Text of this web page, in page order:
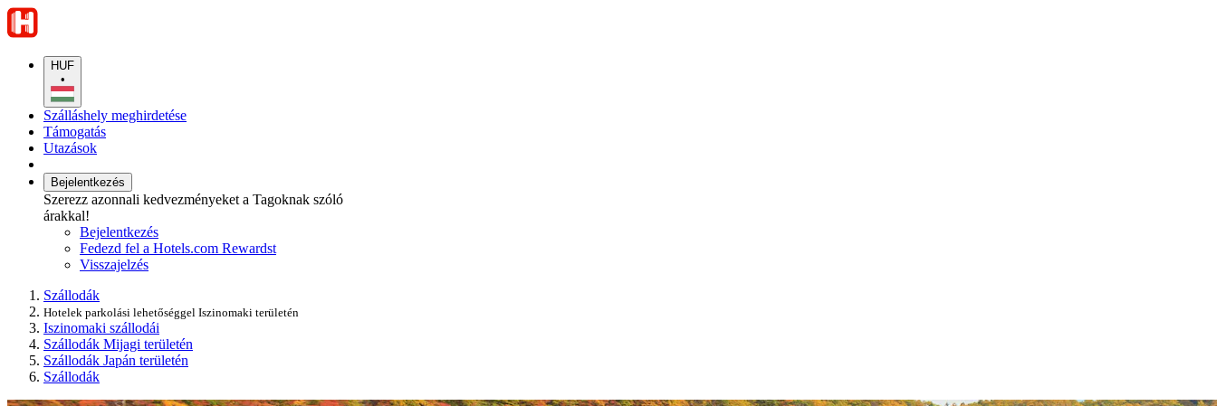
HUF
•
Szálláshely meghirdetése
Támogatás
Utazások
Bejelentkezés
Szerezz azonnali kedvezményeket a Tagoknak szóló
árakkal!
Bejelentkezés
Fedezd fel a Hotels.com Rewardst
Visszajelzés
Szállodák
Hotelek parkolási lehetőséggel Iszinomaki területén
Iszinomaki szállodái
Szállodák Mijagi területén
Szállodák Japán területén
Szállodák